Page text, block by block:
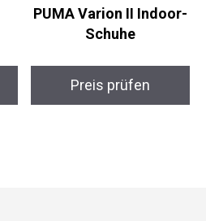
PUMA Varion II Indoor-
Schuhe
Preis prüfen